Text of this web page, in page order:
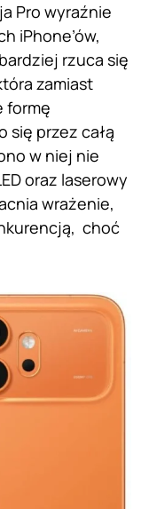
Pro wyraźnie
iPhone’ów,
rzuca się
zamiast
formę
się przez całą
w niej nie
oraz laserowy
wrażenie,
choć